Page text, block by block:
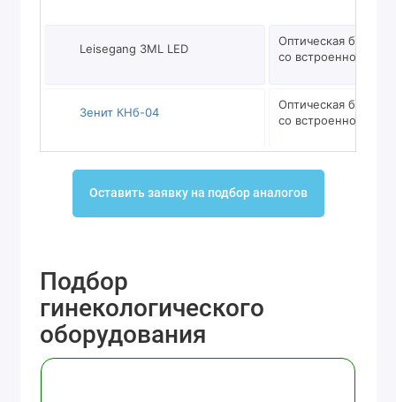
Leisegang 3ML LED
Оптическая
со встроенной
Зенит КНб-04
Оптическая
со встроенной
Оставить заявку на подбор аналогов
Подбор
гинекологического
оборудования